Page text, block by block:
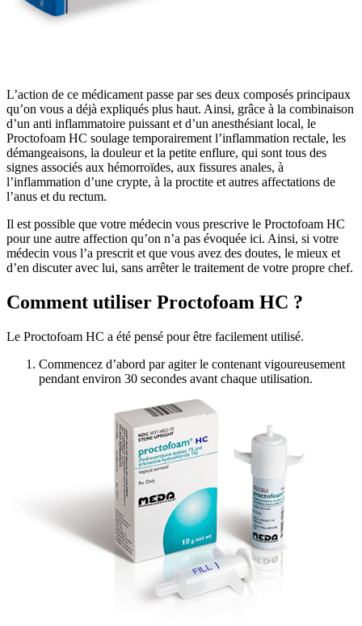
L’action de ce médicament passe par ses deux composés principaux
qu’on vous a déjà expliqués plus haut. Ainsi, grâce à la combinaison
d’un anti inflammatoire puissant et d’un anesthésiant local, le
Proctofoam HC soulage temporairement l’inflammation rectale, les
démangeaisons, la douleur et la petite enflure, qui sont tous des
signes associés aux hémorroïdes, aux fissures anales, à
l’inflammation d’une crypte, à la proctite et autres affectations de
l’anus et du rectum.
Il est possible que votre médecin vous prescrive le Proctofoam HC
pour une autre affection qu’on n’a pas évoquée ici. Ainsi, si votre
médecin vous l’a prescrit et que vous avez des doutes, le mieux et
d’en discuter avec lui, sans arrêter le traitement de votre propre chef.
Comment utiliser Proctofoam HC ?
Le Proctofoam HC a été pensé pour être facilement utilisé.
Commencez d’abord par agiter le contenant vigoureusement
pendant environ 30 secondes avant chaque utilisation.